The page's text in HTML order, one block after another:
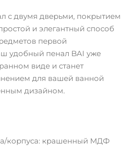
с двумя дверьми, покрытием
и элегантный способ
первой
удобный пенал BAI уже
виде и станет
для вашей ванной
дизайном.
корпуса: крашенный МДФ